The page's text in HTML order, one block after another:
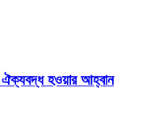
ঐক্যবদ্ধ হওয়ার আহ্বান